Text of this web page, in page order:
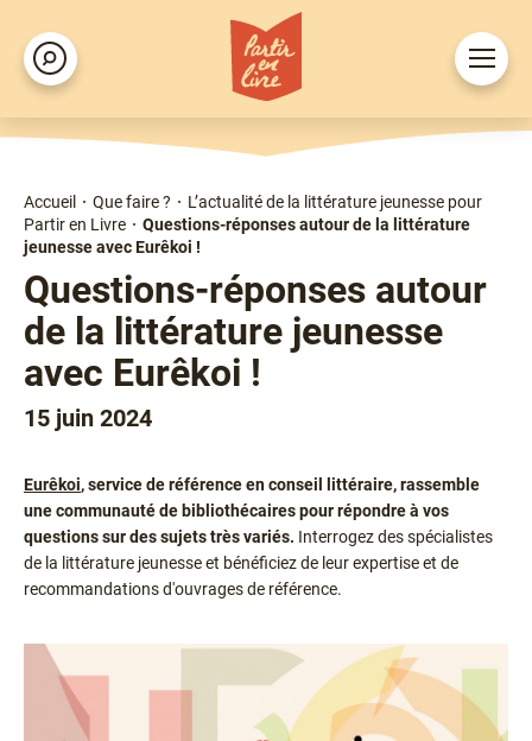
Aller
au
contenu
principal
Rechercher
Ouvrir
le
Fil
d'Ariane
Accueil Que faire ?
L’actualité de la littérature jeunesse pour
Partir en Livre
Questions-réponses autour de la littérature
jeunesse avec Eurêkoi !
Questions-réponses autour
de la littérature jeunesse
avec Eurêkoi !
15 juin 2024
Chapô
Eurêkoi, service de référence en conseil littéraire, rassemble
une communauté de bibliothécaires pour répondre à vos
questions sur des sujets très variés. Interrogez des spécialistes
de la littérature jeunesse et bénéficiez de leur expertise et de
recommandations d'ouvrages de référence.